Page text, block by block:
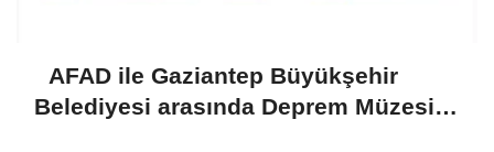
AFAD ile Gaziantep Büyükşehir
Belediyesi arasında Deprem Müzesi